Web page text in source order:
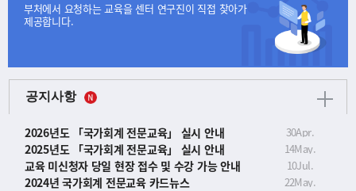
공지사항
2026년도 「국가회계 전문교육」 실시 안내 30Apr.
2025년도 「국가회계 전문교육」 실시 안내 14May.
교육 미신청자 당일 현장 접수 및 수강 가능 안내 10Jul.
2024년 국가회계 전문교육 카드뉴스 22May.
부처에서 요청하는 교육을 센터 연구진이 직접 찾아가
제공합니다.